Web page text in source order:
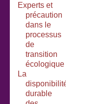
Experts et
précaution
dans le
processus
de
transition
écologique
La
disponibilité
durable